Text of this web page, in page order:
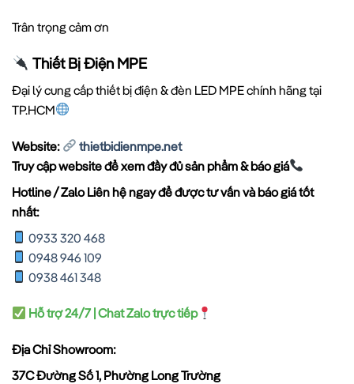
Trân trọng cảm ơn
Thiết Bị Điện MPE
Đại lý cung cấp thiết bị điện & đèn LED MPE chính hãng tại
TP.HCM
Website:
thietbidienmpe.net
Truy cập website để xem đầy đủ sản phẩm & báo giá
Hotline / Zalo Liên hệ ngay để được tư vấn và báo giá tốt
nhất:
0933 320 468
0948 946 109
0938 461 348
Hỗ trợ 24/7 | Chat Zalo trực tiếp
Địa Chỉ Showroom:
37C Đường Số 1, Phường Long Trường